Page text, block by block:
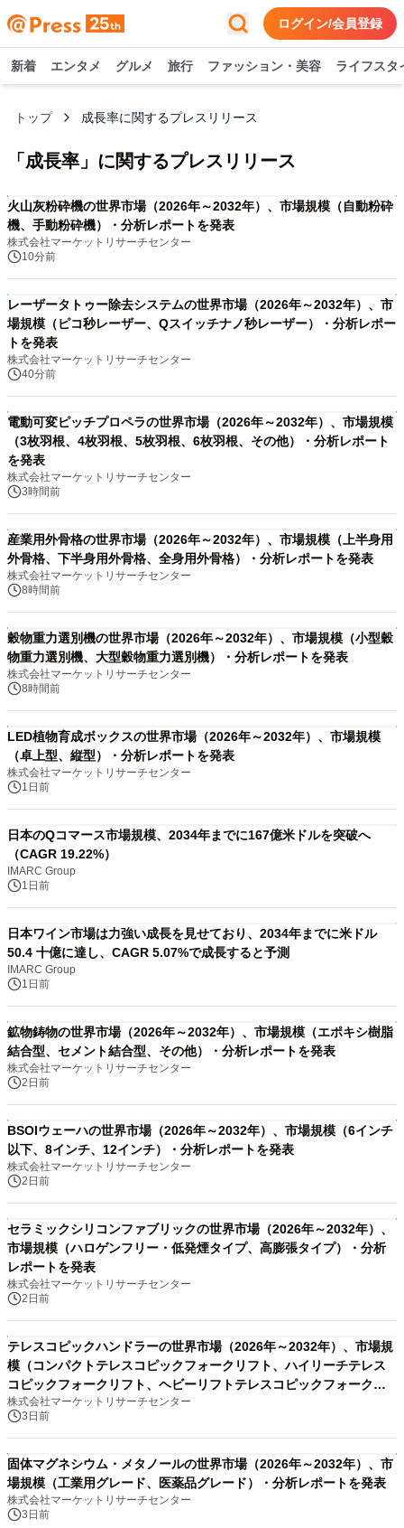
ログイン/会員登録
新着 エンタメ グルメ 旅行 ファッション・美容 ライフスタ
トップ 成長率に関するプレスリリース
「 成長率 」に関するプレスリリース
火山灰粉砕機の世界市場（2026年～2032年）、市場規模（自動粉砕
機、手動粉砕機）・分析レポートを発表
株式会社マーケットリサーチセンター
10分前
レーザータトゥー除去システムの世界市場（2026年～2032年）、市
場規模（ピコ秒レーザー、Qスイッチナノ秒レーザー）・分析レポー
トを発表
株式会社マーケットリサーチセンター
40分前
電動可変ピッチプロペラの世界市場（2026年～2032年）、市場規模
（3枚羽根、4枚羽根、5枚羽根、6枚羽根、その他）・分析レポート
を発表
株式会社マーケットリサーチセンター
3時間前
産業用外骨格の世界市場（2026年～2032年）、市場規模（上半身用
外骨格、下半身用外骨格、全身用外骨格）・分析レポートを発表
株式会社マーケットリサーチセンター
8時間前
穀物重力選別機の世界市場（2026年～2032年）、市場規模（小型穀
物重力選別機、大型穀物重力選別機）・分析レポートを発表
株式会社マーケットリサーチセンター
8時間前
LED植物育成ボックスの世界市場（2026年～2032年）、市場規模
（卓上型、縦型）・分析レポートを発表
株式会社マーケットリサーチセンター
1日前
日本のQコマース市場規模、2034年までに167億米ドルを突破へ
（CAGR 19.22%）
IMARC Group
1日前
日本ワイン市場は力強い成長を見せており、2034年までに米ドル
50.4 十億に達し、CAGR 5.07%で成長すると予測
IMARC Group
1日前
鉱物鋳物の世界市場（2026年～2032年）、市場規模（エポキシ樹脂
結合型、セメント結合型、その他）・分析レポートを発表
株式会社マーケットリサーチセンター
2日前
BSOIウェーハの世界市場（2026年～2032年）、市場規模（6インチ
以下、8インチ、12インチ）・分析レポートを発表
株式会社マーケットリサーチセンター
2日前
セラミックシリコンファブリックの世界市場（2026年～2032年）、
市場規模（ハロゲンフリー・低発煙タイプ、高膨張タイプ）・分析
レポートを発表
株式会社マーケットリサーチセンター
2日前
テレスコピックハンドラーの世界市場（2026年～2032年）、市場規
模（コンパクトテレスコピックフォークリフト、ハイリーチテレス
コピックフォークリフト、ヘビーリフトテレスコピックフォークリ
フト）・分析レポートを発表
株式会社マーケットリサーチセンター
3日前
固体マグネシウム・メタノールの世界市場（2026年～2032年）、市
場規模（工業用グレード、医薬品グレード）・分析レポートを発表
株式会社マーケットリサーチセンター
3日前